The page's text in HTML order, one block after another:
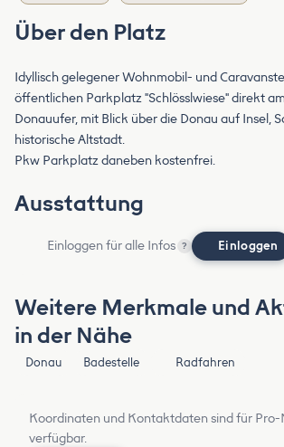
Über den Platz
Idyllisch gelegener Wohnmobil- und
öffentlichen Parkplatz "Schlösslwiese" direkt
Donauufer, mit Blick über die Donau auf Insel,
historische Altstadt.
Pkw Parkplatz daneben kostenfrei.
Ausstattung
Einloggen für alle Infos ? Einloggen
Weitere Merkmale und
in der Nähe
Donau Badestelle Radfahren
Koordinaten und Kontaktdaten sind für
verfügbar.